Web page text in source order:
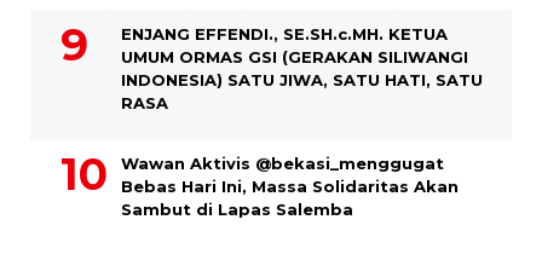
ENJANG EFFENDI., SE.SH.c.MH. KETUA
UMUM ORMAS GSI (GERAKAN SILIWANGI
INDONESIA) SATU JIWA, SATU HATI, SATU
RASA
Wawan Aktivis @bekasi_menggugat
Bebas Hari Ini, Massa Solidaritas Akan
Sambut di Lapas Salemba